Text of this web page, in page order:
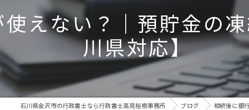
創業支援
開業
資金調達
会計記帳
えない？｜預貯金の
川県対応】
石川県金沢市の行政書士なら行政書士高見裕樹事務所 ブログ 相続後に銀